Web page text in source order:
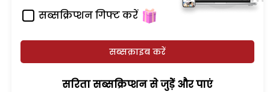
सब्सक्रिप्शन गिफ्ट करें
सब्सक्राइब करें
सरिता सब्सक्रिप्शन से जुड़ेें और पाएं